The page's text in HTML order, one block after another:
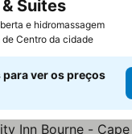
e hidromassagem
Suites
de Centro da cidade
para ver os preços